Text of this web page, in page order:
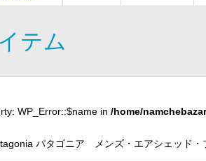
テム
WP_Error::$name in /home/
パタゴニア メンズ・エアシェッド